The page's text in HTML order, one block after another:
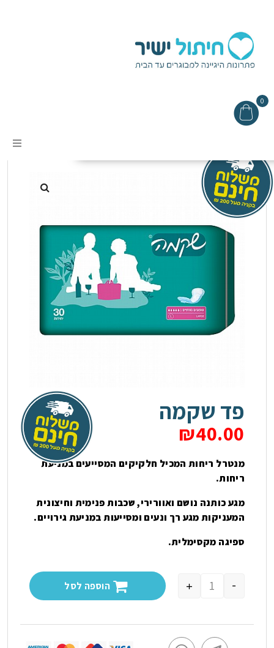
0
אודות
מבצעים
תקנון האתר
צור קשר
פדים
מוצרים נלווים
עמוד הבית
פד שקמה
₪40.00
מנטרל ריחות המכיל חלקיקים המסייעים במניעת
ריחות.
מגע כותנה נושם ואוורירי, שכבות פנימית וחיצונית
המעניקות מגע רך ונעים ומסייעות במניעת גירויים.
ספיגה מקסימלית.
-
+ הוספה לסל